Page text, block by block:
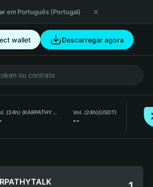
em Português (Portugal)
wallet Descarregar agora
Vol. (24h) (KARPATHYTALK) Vol. (24h)(USDT)
--